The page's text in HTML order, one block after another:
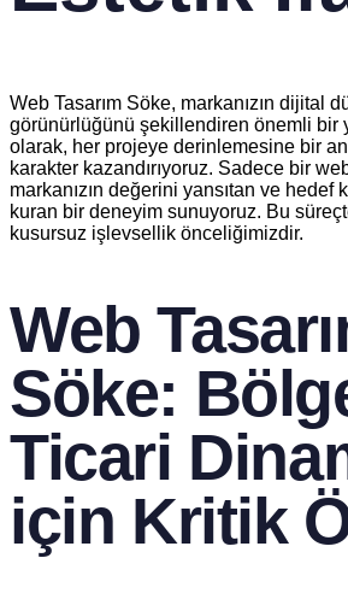
Web Tasarım Söke, markanızın dijital
görünürlüğünü şekillendiren önemli bir
olarak, her projeye derinlemesine bir
karakter kazandırıyoruz. Sadece bir
markanızın değerini yansıtan ve
kuran bir deneyim sunuyoruz. Bu
kusursuz işlevsellik önceliğimizdir.
Web
Söke:
Ticari
için Kritik